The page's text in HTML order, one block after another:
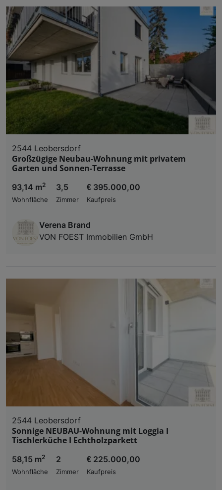
2544 Leobersdorf
Großzügige Neubau-Wohnung mit privatem
Garten und Sonnen-Terrasse
93,14 m2
Wohnfläche
3,5
Zimmer
€ 395.000,00
Kaufpreis
Verena Brand
VON FOEST Immobilien GmbH
2544 Leobersdorf
Sonnige NEUBAU-Wohnung mit Loggia I
Tischlerküche I Echtholzparkett
58,15 m2
Wohnfläche
2
Zimmer
€ 225.000,00
Kaufpreis